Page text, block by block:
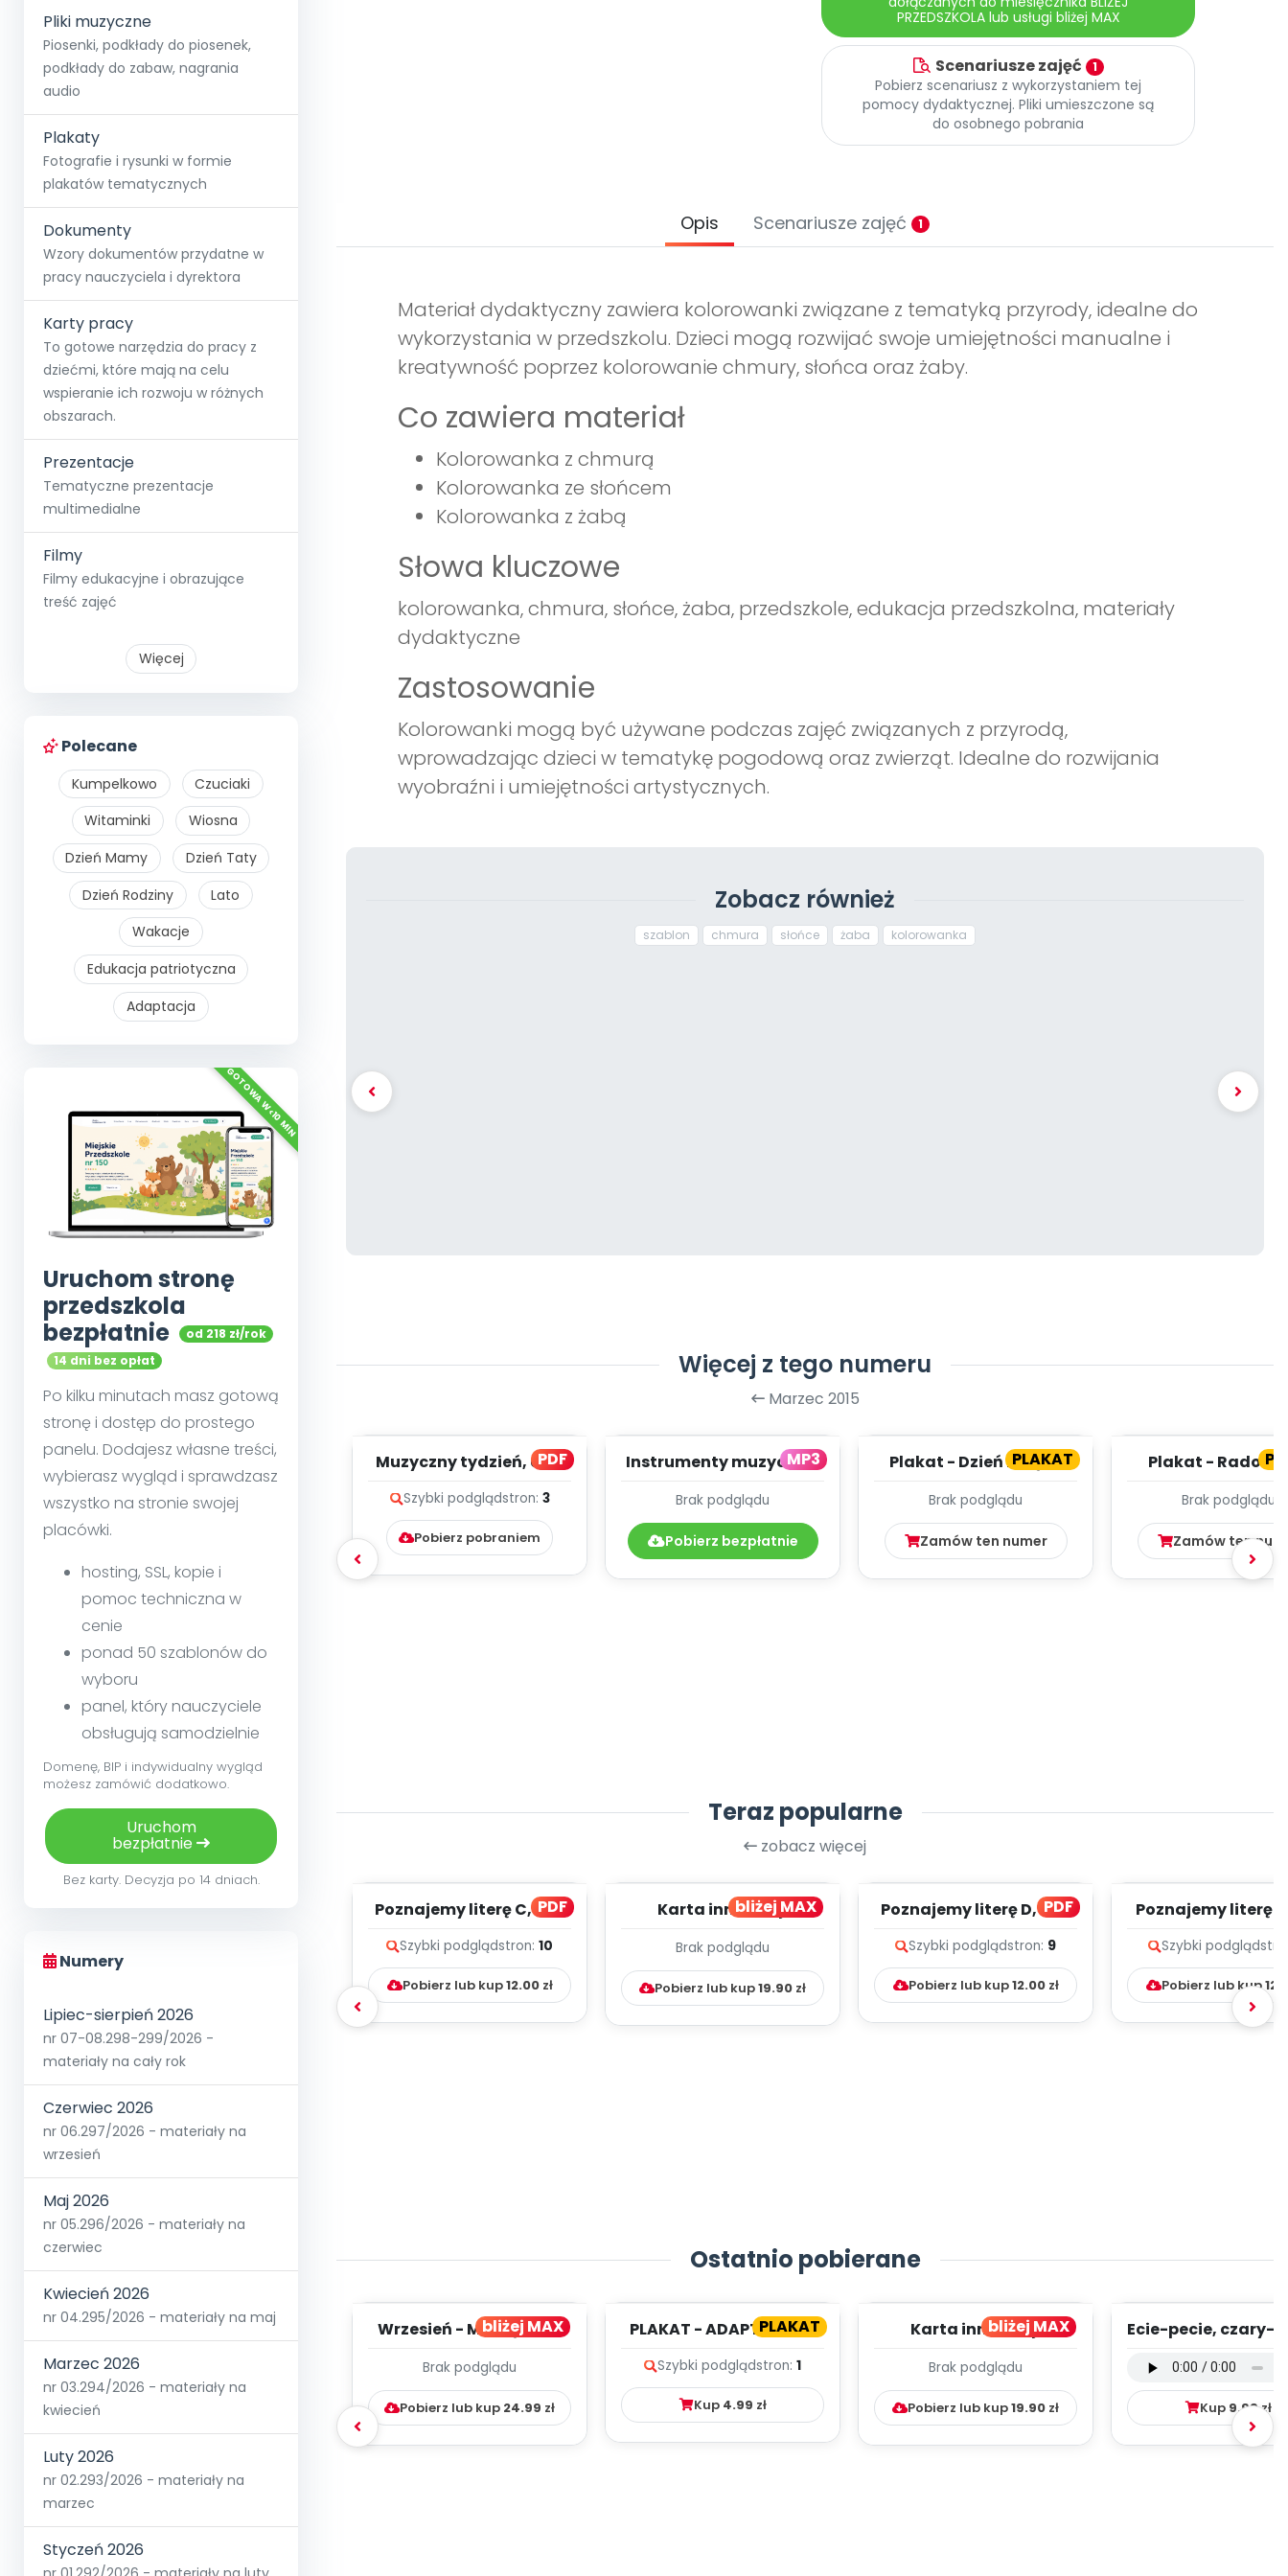
Pliki muzyczne
Piosenki, podkłady do piosenek,
podkłady do zabaw, nagrania
audio
Plakaty
Fotografie i rysunki w formie
plakatów tematycznych
Dokumenty
Wzory dokumentów przydatne w
pracy nauczyciela i dyrektora
Karty pracy
To gotowe narzędzia do pracy z
dziećmi, które mają na celu
wspieranie ich rozwoju w różnych
obszarach.
Prezentacje
Tematyczne prezentacje
multimedialne
Filmy
Filmy edukacyjne i obrazujące
treść zajęć
Więcej
Polecane
Kumpelkowo
Czuciaki
Witaminki
Wiosna
Dzień Mamy
Dzień Taty
Dzień Rodziny
Lato
Wakacje
Edukacja patriotyczna
Adaptacja
Uruchom stronę
przedszkola
bezpłatnie
od 218 zł/rok
14 dni bez opłat
Po kilku minutach masz gotową
stronę i dostęp do prostego
panelu. Dodajesz własne treści,
wybierasz wygląd i sprawdzasz
wszystko na stronie swojej
placówki.
hosting, SSL, kopie i
pomoc techniczna w
cenie
ponad 50 szablonów do
wyboru
panel, który nauczyciele
obsługują samodzielnie
Domenę, BIP i indywidualny wygląd
możesz zamówić dodatkowo.
Uruchom
bezpłatnie
Bez karty. Decyzja po 14 dniach.
Numery
Lipiec-sierpień 2026
nr 07-08.298-299/2026 -
materiały na cały rok
Czerwiec 2026
nr 06.297/2026 - materiały na
wrzesień
Maj 2026
nr 05.296/2026 - materiały na
czerwiec
Kwiecień 2026
nr 04.295/2026 - materiały na maj
Marzec 2026
nr 03.294/2026 - materiały na
kwiecień
Luty 2026
nr 02.293/2026 - materiały na
marzec
Styczeń 2026
PRZEDSZKOLA lub usługi bliżej MAX
Scenariusze zajęć 1
Pobierz scenariusz z wykorzystaniem tej
pomocy dydaktycznej. Pliki umieszczone są
do osobnego pobrania
Opis Scenariusze zajęć 1
Materiał dydaktyczny zawiera kolorowanki związane z tematyką przyrody, idealne do
wykorzystania w przedszkolu. Dzieci mogą rozwijać swoje umiejętności manualne i
kreatywność poprzez kolorowanie chmury, słońca oraz żaby.
Co zawiera materiał
Kolorowanka z chmurą
Kolorowanka ze słońcem
Kolorowanka z żabą
Słowa kluczowe
kolorowanka, chmura, słońce, żaba, przedszkole, edukacja przedszkolna, materiały
dydaktyczne
Zastosowanie
Kolorowanki mogą być używane podczas zajęć związanych z przyrodą,
wprowadzając dzieci w tematykę pogodową oraz zwierząt. Idealne do rozwijania
wyobraźni i umiejętności artystycznych.
Zobacz również
szablon chmura słońce żaba kolorowanka
Więcej z tego numeru
Marzec 2015
PDF
Muzyczny tydzień, cz. 2
Szybki podglądstron: 3
Pobierz pobraniem
MP3
Instrumenty muzyczne,
Brak podglądu
Pobierz bezpłatnie
PLAKAT
Plakat - Dzień Książki
Brak podglądu
Zamów ten numer
Plakat -
Brak podglądu
Zamów ten
Teraz popularne
zobacz więcej
PDF
Poznajemy literę C, cz. 1
Szybki podglądstron: 10
Pobierz lub kup12.00zł
bliżej MAX
Karta innowacji
Kumpelkowo
Brak podglądu
Pobierz lub kup19.90 zł
PDF
Poznajemy literę D, cz. 1
Szybki podglądstron: 9
Pobierz lub kup12.00zł
Poznajemy literę E,
Szybki podgląd
Pobierz lub kup
Ostatnio pobierane
bliżej MAX
Wrzesień - MIESIĘCZNY
WYCHOWAWCZO –
DYDAKTYC...
Brak podglądu
Pobierz lub kup 24.99 zł
PLAKAT
PLAKAT - ADAPTACJA -
Szybki podglądstron: 1
Kup 4.99 zł
bliżej MAX
Karta innowacji
Kumpelkowo
Brak podglądu
Pobierz lub kup19.90 zł
Ecie-pecie, czary-
mp3)
Kup 9.99zł